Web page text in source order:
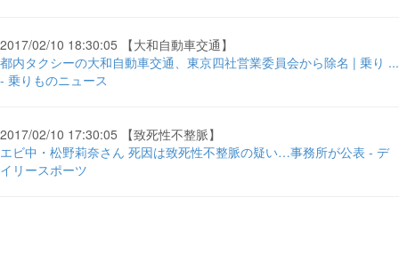
2017/02/10 18:30:05 【大和自動車交通】
都内タクシーの大和自動車交通、東京四社営業委員会から除名 | 乗り ...
- 乗りものニュース
2017/02/10 17:30:05 【致死性不整脈】
エビ中・松野莉奈さん 死因は致死性不整脈の疑い…事務所が公表 - デ
イリースポーツ